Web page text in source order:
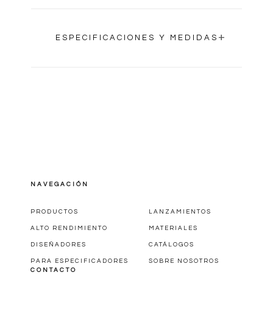
ESPECIFICACIONES Y MEDIDAS +
NAVEGACIÓN
PRODUCTOS LANZAMIENTOS
ALTO RENDIMIENTO MATERIALES
DISEÑADORES CATÁLOGOS
PARA ESPECIFICADORES
SOBRE NOSOTROS
CONTACTO